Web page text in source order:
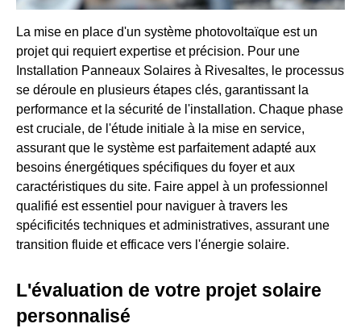
La mise en place d'un système photovoltaïque est un
projet qui requiert expertise et précision. Pour une
Installation Panneaux Solaires à Rivesaltes, le processus
se déroule en plusieurs étapes clés, garantissant la
performance et la sécurité de l'installation. Chaque phase
est cruciale, de l'étude initiale à la mise en service,
assurant que le système est parfaitement adapté aux
besoins énergétiques spécifiques du foyer et aux
caractéristiques du site. Faire appel à un professionnel
qualifié est essentiel pour naviguer à travers les
spécificités techniques et administratives, assurant une
transition fluide et efficace vers l'énergie solaire.
L'évaluation de votre projet solaire
personnalisé